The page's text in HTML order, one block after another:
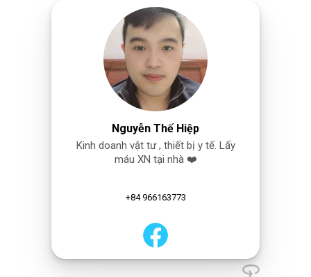
Nguyễn Thế Hiệp
Kinh doanh vật tư , thiết bị y tế. Lấy
máu XN tại nhà ❤️
+84 966163773